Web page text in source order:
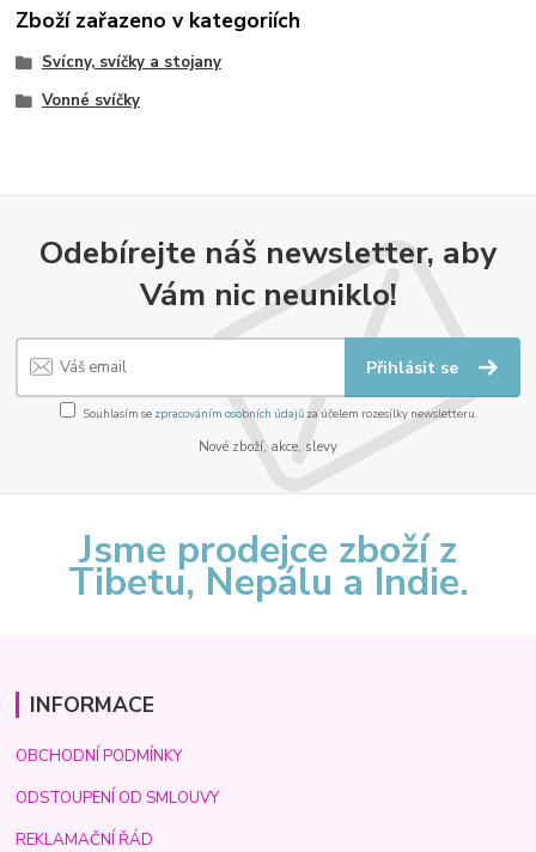
Zboží zařazeno v kategoriích
Svícny, svíčky a stojany
Vonné svíčky
Odebírejte náš newsletter, aby
Vám nic neuniklo!
Přihlásit se
Souhlasím se zpracováním osobních údajůza účelem rozesílky newsletteru.
Nové zboží, akce, slevy
Jsme prodejce zboží z
Tibetu, Nepálu a Indie.
INFORMACE
OBCHODNÍ PODMÍNKY
ODSTOUPENÍ OD SMLOUVY
REKLAMAČNÍ ŘÁD